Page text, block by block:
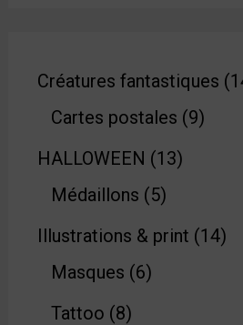
Créatures fantastiques
Cartes postales 9
HALLOWEEN
13
Médaillons
5
Illustrations & print 14
Masques 6
Tattoo 8